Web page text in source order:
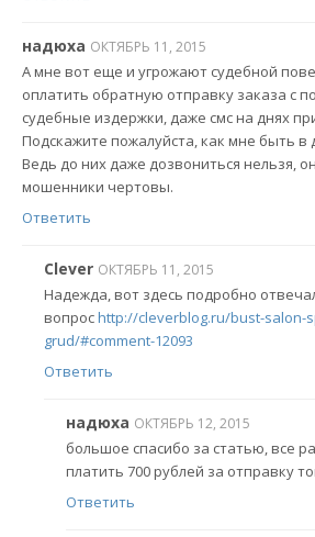
надюха ОКТЯБРЬ 11, 2015
А мне вот еще и угрожают судебной
оплатить обратную отправку заказа с
судебные издержки, даже смс на днях
Подскажите пожалуйста, как мне быть
Ведь до них даже дозвониться нельзя,
мошенники чертовы.
Ответить
Clever ОКТЯБРЬ 11, 2015
Надежда, вот здесь подробно
вопросhttp://cleverblog.ru/bust-salon-
grud/#comment-12093
Ответить
надюха ОКТЯБРЬ 12, 2015
большое спасибо за статью, все
платить 700 рублей за отправку
Ответить